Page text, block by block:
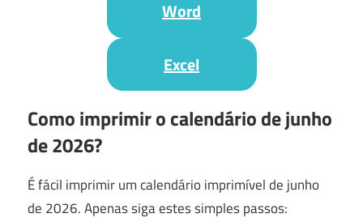
Word
Excel
Como imprimir o calendário de junho
de 2026?
É fácil imprimir um calendário imprimível de junho
de 2026. Apenas siga estes simples passos: